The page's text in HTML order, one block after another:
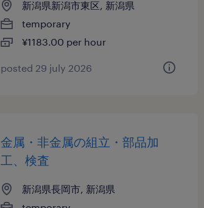
新潟県新潟市東区, 新潟県
temporary
¥1183.00 per hour
posted 29 july 2026
金属・非金属の組立・部品加
工、検査
新潟県長岡市, 新潟県